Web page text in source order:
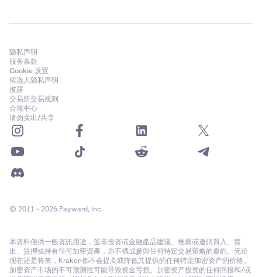
隐私声明
服务条款
Cookie 设置
候选人隐私声明
披露
交易所交易规则
合规中心
请勿卖出/共享
© 2011 - 2026 Payward, Inc.
本資料僅供一般資訊用途，並非投資或金融產品建議、推薦或邀請買入、賣
出、質押或持有任何加密資產，亦不構成參與任何特定交易策略的邀約。无论
现在还是将来，Kraken都不会提高或降低其提供的任何特定加密资产的价格。
加密资产市场的不可预测性可能导致资金亏损。加密资产投资的任何回报和/或